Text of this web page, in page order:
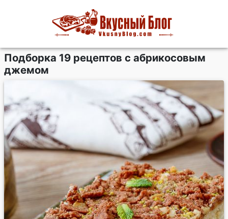
Подборка 19 рецептов с абрикосовым
джемом